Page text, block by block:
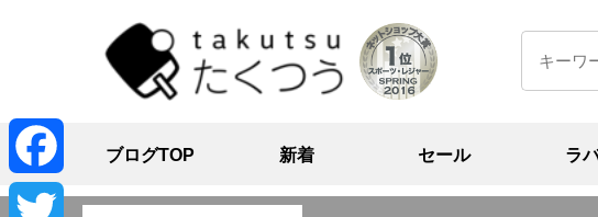
ブログTOP 新着 セール ラ
Facebook